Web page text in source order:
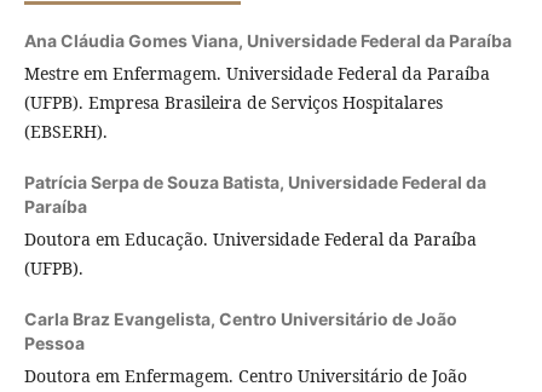
Ana Cláudia Gomes Viana, Universidade Federal da Paraíba
Mestre em Enfermagem. Universidade Federal da Paraíba
(UFPB). Empresa Brasileira de Serviços Hospitalares
(EBSERH).
Patrícia Serpa de Souza Batista, Universidade Federal da
Paraíba
Doutora em Educação. Universidade Federal da Paraíba
(UFPB).
Carla Braz Evangelista, Centro Universitário de João
Pessoa
Doutora em Enfermagem. Centro Universitário de João